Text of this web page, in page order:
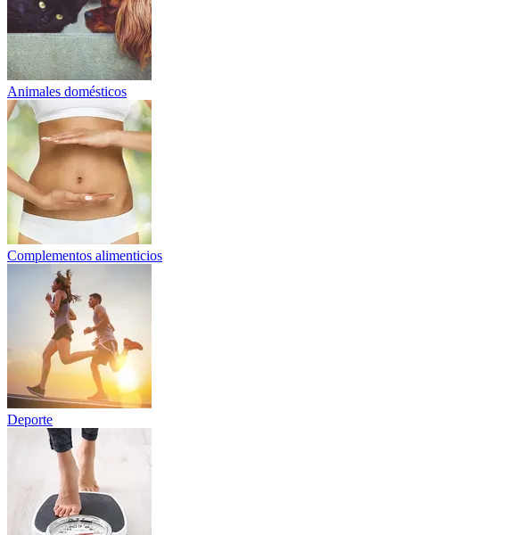
Animales domésticos
Complementos alimenticios
Deporte